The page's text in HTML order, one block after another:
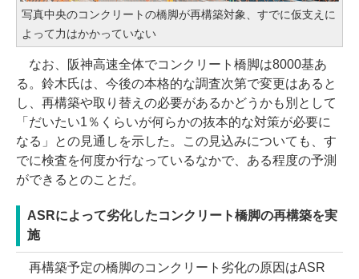
写真中央のコンクリートの橋脚が再構築対象、すでに仮支えに
よって力はかかっていない
なお、阪神高速全体でコンクリート橋脚は8000基あ
る。鈴木氏は、今後の本格的な調査次第で変更はあると
し、再構築や取り替えの必要があるかどうかも別として
「だいたい1％くらいが何らかの抜本的な対策が必要に
なる」との見通しを示した。この見込みについても、す
でに検査を何度か行なっているなかで、ある程度の予測
ができるとのことだ。
ASRによって劣化したコンクリート橋脚の再構築を実
施
再構築予定の橋脚のコンクリート劣化の原因はASR